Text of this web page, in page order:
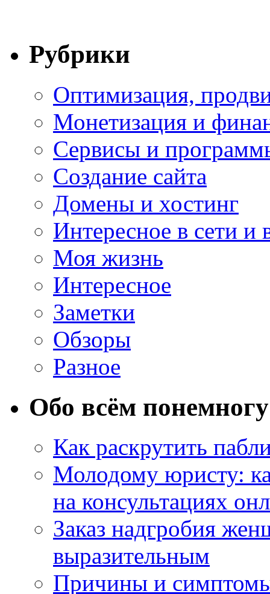
Рубрики
Оптимизация,
Монетизация и
Сервисы и
Создание сайта
Домены и хостинг
Интересное в сети и
Моя жизнь
Интересное
Заметки
Обзоры
Разное
Обо всём понемногу
Как раскрутить
Молодому юристу:
на консультациях
Заказ надгробия
выразительным
Причины и